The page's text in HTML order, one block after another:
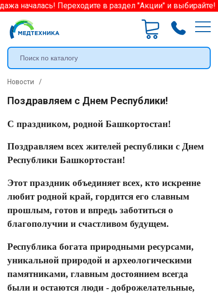
началась! Переходите в раздел "Акции" и выбирайте!
Новости /
Поздравляем с Днем Республики!
С праздником, родной Башкортостан!
Поздравляем всех жителей республики с Днем
Республики Башкортостан!
Этот праздник объединяет всех, кто искренне
любит родной край, гордится его славным
прошлым, готов и впредь заботиться о
благополучии и счастливом будущем.
Республика богата природными ресурсами,
уникальной природой и археологическими
памятниками, главным достоянием всегда
были и остаются люди - доброжелательные,